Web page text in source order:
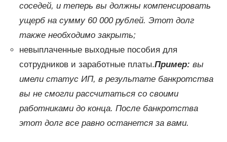
соседей, и теперь вы должны компенсировать
ущерб на сумму 60 000 рублей. Этот долг
также необходимо закрыть;
невыплаченные выходные пособия для
сотрудников и заработные платы.Пример: вы
имели статус ИП, в результате банкротства
вы не смогли рассчитаться со своими
работниками до конца. После банкротства
этот долг все равно останется за вами.